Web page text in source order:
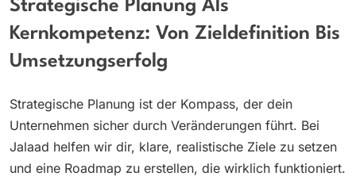
Strategische Planung Als
Kernkompetenz: Von Zieldefinition Bis
Umsetzungserfolg
Strategische Planung ist der Kompass, der dein
Unternehmen sicher durch Veränderungen führt. Bei
Jalaad helfen wir dir, klare, realistische Ziele zu setzen
und eine Roadmap zu erstellen, die wirklich funktioniert.